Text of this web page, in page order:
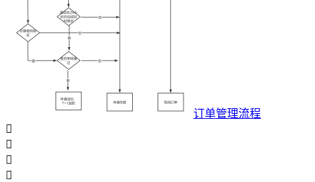
订单管理流程



